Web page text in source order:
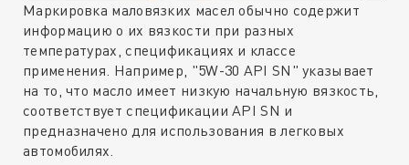
Маркировка маловязких масел обычно содержит
информацию о их вязкости при разных
температурах, спецификациях и классе
применения. Например, "5W-30 API SN" указывает
на то, что масло имеет низкую начальную вязкость,
соответствует спецификации API SN и
предназначено для использования в легковых
автомобилях.